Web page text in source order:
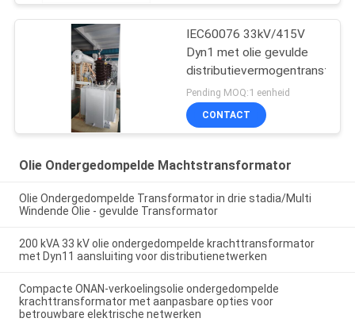
IEC60076 33kV/415V
Dyn1 met olie gevulde
Pending MOQ:1 eenheid
CONTACT
Olie Ondergedompelde Machtstransformator
Olie Ondergedompelde Transformator in drie stadia/Multi
Windende Olie - gevulde Transformator
200 kVA 33 kV olie ondergedompelde krachttransformator
met Dyn11 aansluiting voor distributienetwerken
Compacte ONAN-verkoelingsolie ondergedompelde
krachttransformator met aanpasbare opties voor
betrouwbare elektrische netwerken